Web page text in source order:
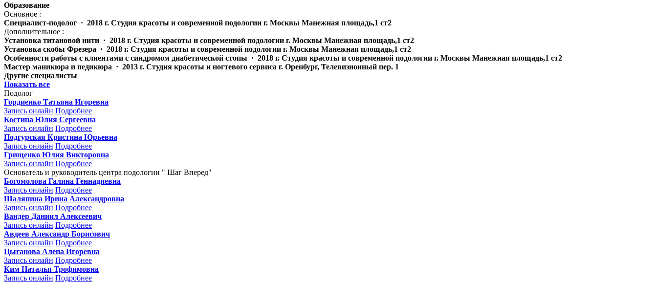
Образование
Основное :
Специалист-подолог · 2018 г. Студия красоты и современной подологии г. Москвы Манежная площадь,1 ст2
Дополнительное :
Установка титановой нити · 2018 г. Студия красоты и современной подологии г. Москвы Манежная площадь,1 ст2
Установка скобы Фрезера · 2018 г. Студия красоты и современной подологии г. Москвы Манежная площадь,1 ст2
Особенности работы с клиентами с синдромом диабетической стопы · 2018 г. Студия красоты и современной подологии г. Москвы Манежная площадь,1 ст2
Мастер маникюра и педикюра · 2013 г. Студия красоты и ногтевого сервиса г. Оренбург, Телевизионный пер. 1
Другие специалисты
Показать все
Подолог
Гордиенко Татьяна Игоревна
Запись онлайн Подробнее
Костина Юлия Сергеевна
Запись онлайн Подробнее
Подгурская Кристина Юрьевна
Запись онлайн Подробнее
Грищенко Юлия Викторовна
Запись онлайн Подробнее
Основатель и руководитель центра подологии " Шаг Вперед"
Богомолова Галина Геннадиевна
Запись онлайн Подробнее
Шаляпина Ирина Александровна
Запись онлайн Подробнее
Вандер Даниил Алексеевич
Запись онлайн Подробнее
Авдеев Александр Борисович
Запись онлайн Подробнее
Цыганова Алена Игоревна
Запись онлайн Подробнее
Ким Наталья Трофимовна
Запись онлайн Подробнее